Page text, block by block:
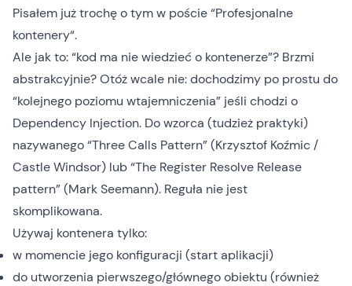
Pisałem już trochę o tym w poście “Profesjonalne
kontenery“.
Ale jak to: “kod ma nie wiedzieć o kontenerze”? Brzmi
abstrakcyjnie? Otóż wcale nie: dochodzimy po prostu do
“kolejnego poziomu wtajemniczenia” jeśli chodzi o
Dependency Injection. Do wzorca (tudzież praktyki)
nazywanego “Three Calls Pattern” (Krzysztof Koźmic /
Castle Windsor) lub “The Register Resolve Release
pattern” (Mark Seemann). Reguła nie jest
skomplikowana.
Używaj kontenera tylko:
w momencie jego konfiguracji (start aplikacji)
do utworzenia pierwszego/głównego obiektu (również